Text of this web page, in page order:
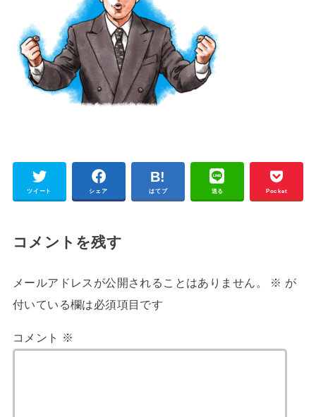
ツイート シェア はてブ 送る Pocket
コメントを残す
メールアドレスが公開されることはありません。 ※ が
付いている欄は必須項目です
コメント ※